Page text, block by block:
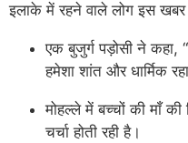
इलाके में रहने वाले लोग इस खबर
एक बुजुर्ग पड़ोसी ने कहा,
हमेशा शांत और धार्मिक
मोहल्ले में बच्चों की माँ की
चर्चा होती रही है।